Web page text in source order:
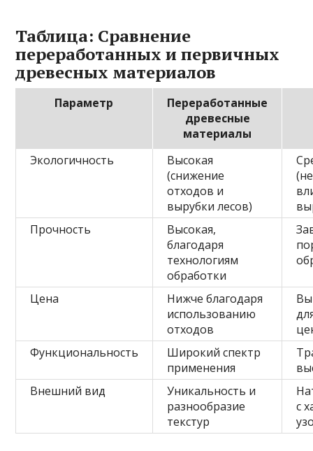
Таблица: Сравнение
переработанных и первичных
древесных материалов
Параметр
Переработанные
древесные
материалы
Экологичность
Высокая
(снижение
отходов и
вырубки лесов)
Прочность
Высокая,
благодаря
технологиям
обработки
Цена
Нижче благодаря
использованию
отходов
Функциональность
Широкий спектр
применения
Внешний вид
Уникальность и
разнообразие
текстур
с